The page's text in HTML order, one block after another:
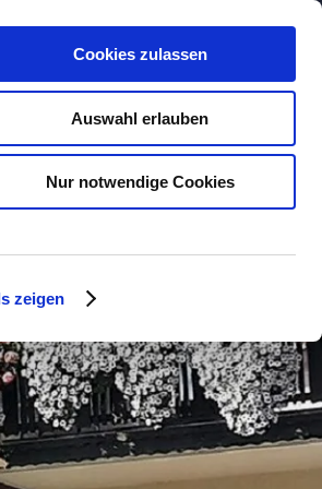
zeigen
Cookies zulassen
Auswahl erlauben
Nur notwendige Cookies
Service
Öffnungszeiten
Kurbeitrag & Co.
Chiemgau Karte
Wetter
Webcams